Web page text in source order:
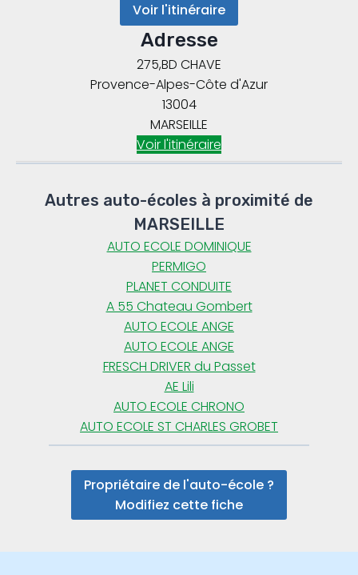
Voir l'itinéraire
Adresse
275,BD CHAVE
MARSEILLE
Provence-Alpes-Côte d'Azur
13004
Voir l'itinéraire
Autres auto-écoles à proximité de
MARSEILLE
AUTO ECOLE DOMINIQUE
PERMIGO
PLANET CONDUITE
A 55 Chateau Gombert
AUTO ECOLE ANGE
AUTO ECOLE ANGE
FRESCH DRIVER du Passet
AE Lili
AUTO ECOLE CHRONO
AUTO ECOLE ST CHARLES GROBET
Propriétaire de l'auto-école ?
Modifiez cette fiche